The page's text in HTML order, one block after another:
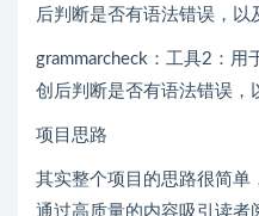
后判断是否有语法错误，以
grammarcheck：工具2：用
创后判断是否有语法错误，
项目思路
其实整个项目的思路很简单
通过高质量的内容吸引读者